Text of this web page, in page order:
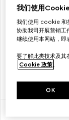
€ 1.700
我们使用Cookie
我们使用 cookie 和
协助我司开展营销工
继续使用本网站，即
要了解此类技术及其
Cookie 政策。
OK